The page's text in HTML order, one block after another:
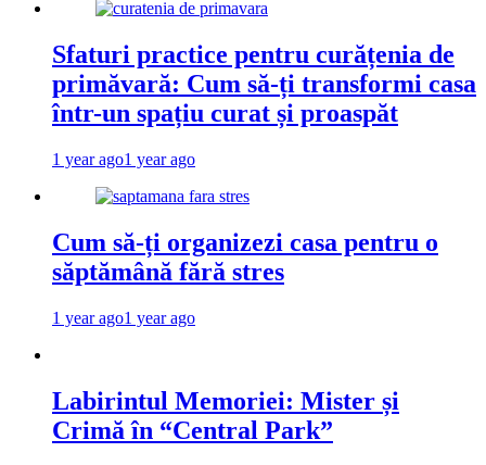
Sfaturi practice pentru curățenia de
primăvară: Cum să-ți transformi casa
într-un spațiu curat și proaspăt
1 year ago1 year ago
Cum să-ți organizezi casa pentru o
săptămână fără stres
1 year ago1 year ago
Labirintul Memoriei: Mister și
Crimă în “Central Park”